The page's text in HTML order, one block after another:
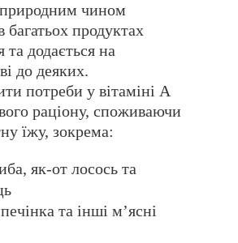
чином
багатьох продуктах
та додається на
до деяких.
потреби у вітаміні А
раціону, споживаючи
їжу, зокрема:
як-от лосось та
та інші мʼясні